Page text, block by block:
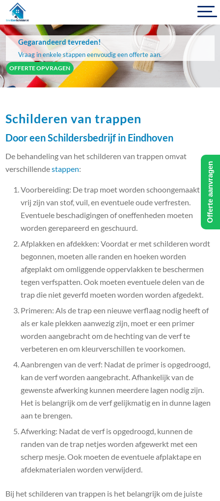
Gegarandeerd tevreden!
Vraag in enkele stappen eenvoudig een offerte aan.
OFFERTE OPVRAGEN
Schilderen van trappen
Door een Schildersbedrijf in Eindhoven
De behandeling van het schilderen van trappen omvat
verschillendestappen:
Voorbereiding: De trap moet worden schoongemaakt en
vrij zijn van stof, vuil, en eventuele oude verfresten.
Eventuele beschadigingen of oneffenheden moeten
worden gerepareerd en geschuurd.
Afplakken en afdekken: Voordat er met schilderen wordt
begonnen, moeten alle randen en hoeken worden
afgeplakt om omliggende oppervlakken te beschermen
tegen verfspatten. Ook moeten eventuele delen van de
trap die niet geverfd moeten worden worden afgedekt.
Primeren: Als de trap een nieuwe verflaag nodig heeft of
als er kale plekken aanwezig zijn, moet er een primer
worden aangebracht om de hechting van de verf te
verbeteren en om kleurverschillen te voorkomen.
Aanbrengen van de verf: Nadat de primer is opgedroogd,
kan de verf worden aangebracht. Afhankelijk van de
gewenste afwerking kunnen meerdere lagen nodig zijn.
Het is belangrijk om de verf gelijkmatig en in dunne lagen
aan te brengen.
Afwerking: Nadat de verf is opgedroogd, kunnen de
randen van de trap netjes worden afgewerkt met een
scherp mesje. Ook moeten de eventuele afplaktape en
afdekmaterialen worden verwijderd.
Bij het schilderen van trappen is het belangrijk om de juiste
Offerte aanvragen